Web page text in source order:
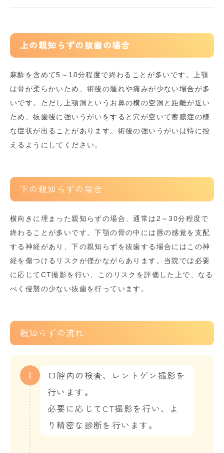
上の親知らずの抜歯の場合
麻酔を含めて5～10分程度で終わることが多いです。上顎
は骨が柔らかいため、術後の腫れや痛みが少ない場合が多
いです。ただし上顎洞というお鼻の横の空洞と距離が近い
ため、抜歯後に強いうがいをすると穴が空いて蓄膿症の様
な症状が出ることがあります。術後の強いうがいは特に控
えるようにしてください。
下の親知らずの場合
横向きに埋まった親知らずの場合、通常は2～30分程度で
終わることが多いです。下顎の骨の中には唇の感覚を支配
する神経があり、下の親知らずを抜歯する場合にはこの神
経を傷つけるリスクが僅かながらあります。当院では必要
に応じてCT撮影を行い、このリスクを評価した上で、なる
べく侵襲の少ない抜歯を行っています。
親知らずの流れ
1
口腔内の検査、レントゲン撮影を
行います。
必要に応じてCT撮影を行い、よ
り精密な診断を行います。